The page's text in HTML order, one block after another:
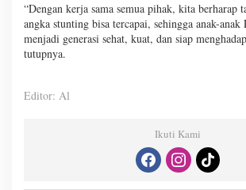
“Dengan kerja sama semua pihak, kita berharap
angka stunting bisa tercapai, sehingga anak-
menjadi generasi sehat, kuat, dan siap
tutupnya.
Editor: Al
Ikuti Kami